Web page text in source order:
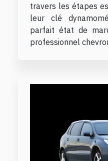
travers les étapes
leur clé
parfait état de
professionnel